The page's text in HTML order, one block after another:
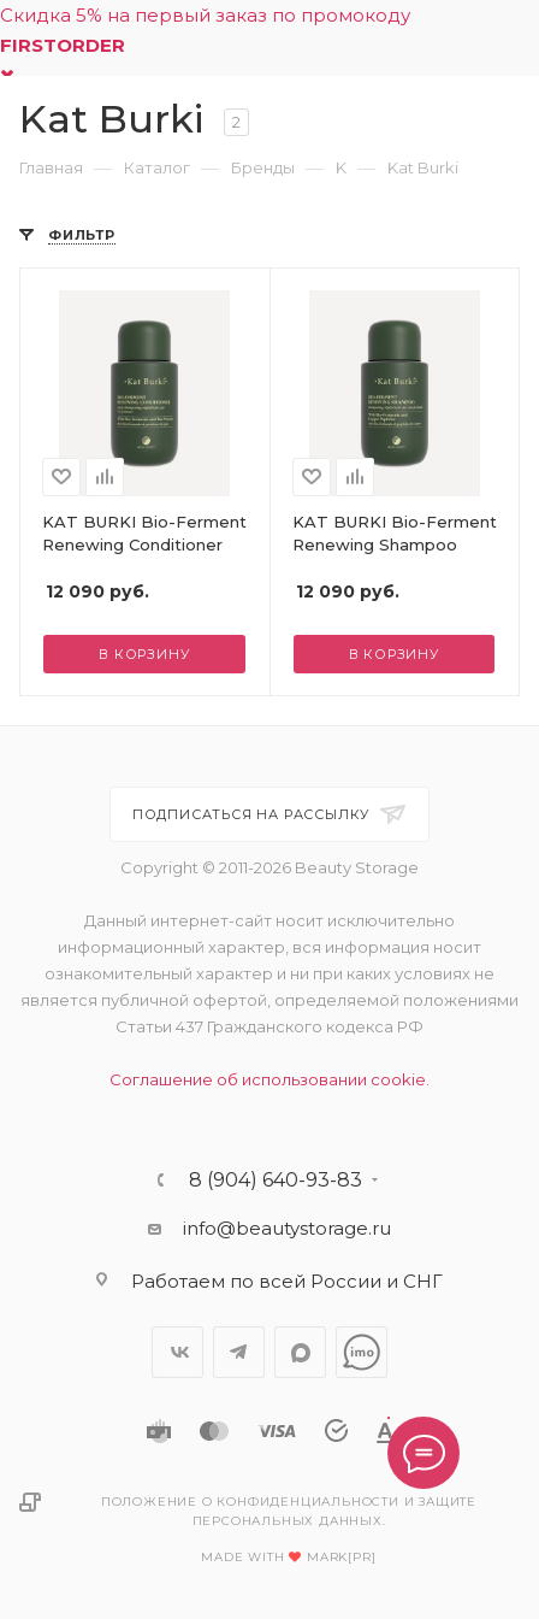
Скидка 5% на первый заказ по промокоду
FIRSTORDER
Kat Burki 2
Главная — Каталог — Бренды — K — Kat Burki
ФИЛЬТР
KAT BURKI Bio-Ferment
Renewing Conditioner
12 090 руб.
В КОРЗИНУ
KAT BURKI Bio-Ferment
Renewing Shampoo
12 090руб.
В КОРЗИНУ
ПОДПИСАТЬСЯ НА РАССЫЛКУ
Copyright © 2011-2026 Beauty Storage
Данный интернет-сайт носит исключительно
информационный характер, вся информация носит
ознакомительный характер и ни при каких условиях не
является публичной офертой, определяемой положениями
Статьи 437 Гражданского кодекса РФ
Соглашение об использовании cookie.
8 (904) 640-93-83
info@beautystorage.ru
Работаем по всей России и СНГ
ПОЛОЖЕНИЕ О КОНФИДЕНЦИАЛЬНОСТИ И ЗАЩИТЕ
ПЕРСОНАЛЬНЫХ ДАННЫХ.
MADE WITH MARK[PR]